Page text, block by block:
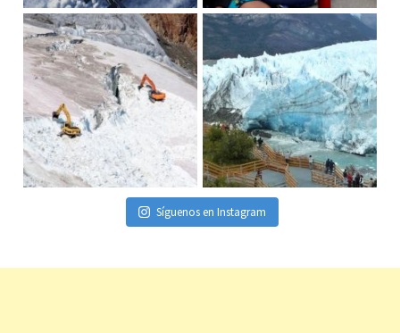
Síguenos en Instagram